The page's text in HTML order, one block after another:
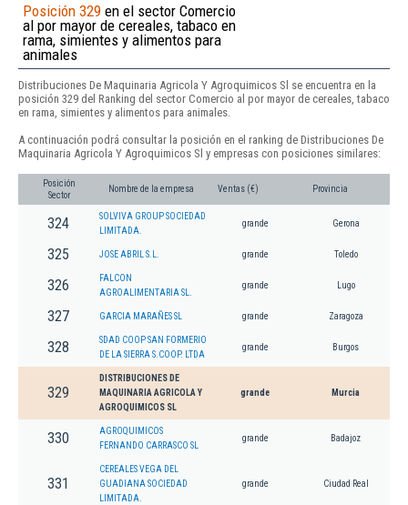
Posición 329 en el sector Comercio
al por mayor de cereales, tabaco en
rama, simientes y alimentos para
animales
Distribuciones De Maquinaria Agricola Y Agroquimicos Sl se encuentra en la
posición 329 del Ranking del sector Comercio al por mayor de cereales, tabaco
en rama, simientes y alimentos para animales.
A continuación podrá consultar la posición en el ranking de Distribuciones De
Maquinaria Agricola Y Agroquimicos Sl y empresas con posiciones similares:
Posición
Sector
Nombre de la empresa Ventas (€) Provincia
324
SOLVIVA GROUP SOCIEDAD
LIMITADA.
grande Gerona
325 JOSE ABRIL S.L. grande Toledo
326
FALCON
AGROALIMENTARIA SL.
grande Lugo
327 GARCIA MARAÑES SL grande Zaragoza
328
SDAD COOP SAN FORMERIO
DE LA SIERRA S.COOP. LTDA
grande Burgos
329
DISTRIBUCIONES DE
MAQUINARIA AGRICOLA Y
AGROQUIMICOS SL
grande Murcia
330
AGROQUIMICOS
FERNANDO CARRASCO SL
grande Badajoz
331
CEREALES VEGA DEL
GUADIANA SOCIEDAD
LIMITADA.
grande Ciudad Real